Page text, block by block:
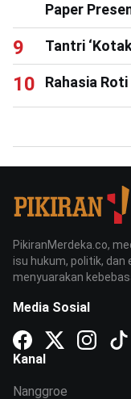
Paper
Tantri
Rahasia
PikiranMerdeka.co,
isu hukum, politik, dan
menyuarakan
Media Sosial
Kanal
Nanggroe